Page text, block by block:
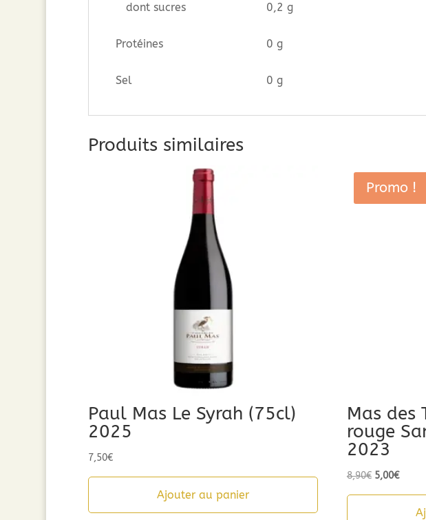
dont sucres 0,2 g
Protéines 0 g
Sel 0 g
Produits similaires
Paul Mas Le Syrah (75cl)
2025
7,50€
Ajouter au panier
Promo !
Mas des
rouge
2023
8,90€ Le
5,00€Le
actuel